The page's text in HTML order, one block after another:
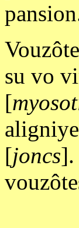
su vo
[
[joncs].